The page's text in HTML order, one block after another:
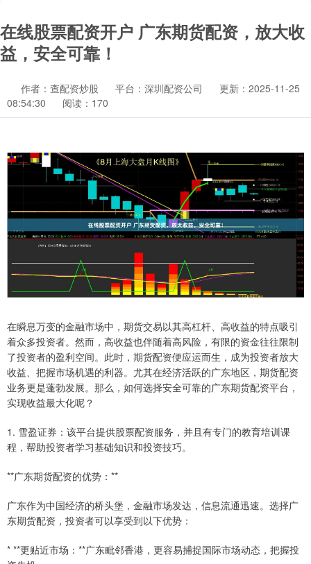
在线股票配资开户 广东期货配资，放大收
益，安全可靠！
作者：查配资炒股 平台：深圳配资公司
更新：2025-11-25
08:54:30
阅读：170
在瞬息万变的金融市场中，期货交易以其高杠杆、高收益的特点吸引
着众多投资者。然而，高收益也伴随着高风险，有限的资金往往限制
了投资者的盈利空间。此时，期货配资便应运而生，成为投资者放大
收益、把握市场机遇的利器。尤其在经济活跃的广东地区，期货配资
业务更是蓬勃发展。那么，如何选择安全可靠的广东期货配资平台，
实现收益最大化呢？
1. 雪盈证券：该平台提供股票配资服务，并且有专门的教育培训课
程，帮助投资者学习基础知识和投资技巧。
**广东期货配资的优势：**
广东作为中国经济的桥头堡，金融市场发达，信息流通迅速。选择广
东期货配资，投资者可以享受到以下优势：
* **更贴近市场：**广东毗邻香港，更容易捕捉国际市场动态，把握投